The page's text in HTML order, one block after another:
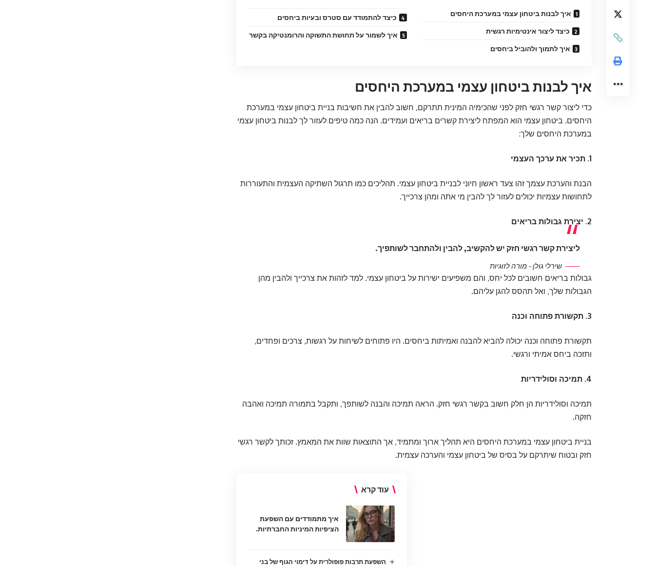
איך לבנות ביטחון עצמי במערכת היחסים
כיצד ליצור אינטימיות רגשית
איך לתמוך ולהוביל ביחסים
כיצד להתמודד עם סטרס ובעיות ביחסים
איך לשמור על תחושת התשוקה והרומנטיקה בקשר
איך לבנות ביטחון עצמי במערכת היחסים
כדי ליצור קשר רגשי חזק לפני שהכימיה המינית תתרקם, חשוב להבין את חשיבות בניית ביטחון עצמי במערכת
היחסים. ביטחון עצמי הוא המפתח ליצירת קשרים בריאים ועמידים. הנה כמה טיפים לעזור לך לבנות ביטחון עצמי
במערכת היחסים שלך:
1. תכיר את ערכך העצמי
הבנת והערכת עצמך זהו צעד ראשון חיוני לבניית ביטחון עצמי. תהליכים כמו תרגול השתיקה העצמית והתעוררות
לתחושות עצמיות יכולים לעזור לך להבין מי אתה ומהן צרכייך.
2. יצירת גבולות בריאים
ליצירת קשר רגשי חזק יש להקשיב, להבין ולהתחבר לשותפיך.
שירלי גולן – מורה לזוגיות
גבולות בריאים חשובים לכל יחס, והם משפיעים ישירות על ביטחון עצמי. למד לזהות את צרכייך ולהבין מהן
הגבולות שלך, ואל תהסס להגן עליהם.
3. תקשורת פתוחה וכנה
תקשורת פתוחה וכנה יכולה להביא להבנה ואמיתות ביחסים. היו פתוחים לשיחות על רגשות, צרכים ופחדים,
ותזכה ביחס אמיתי ורגשי.
4. תמיכה וסולידריות
תמיכה וסולידריות הן חלק חשוב בקשר רגשי חזק. הראה תמיכה והבנה לשותפך, ותקבל בתמורה תמיכה ואהבה
חזקה.
בניית ביטחון עצמי במערכת היחסים היא תהליך ארוך ומתמיד, אך התוצאות שוות את המאמץ. זכותך לקשר רגשי
חזק ובטוח שיתרקם על בסיס של ביטחון עצמי והערכה עצמית.
עוד קרא
איך מתמודדים עם השפעת
הציפיות המיניות החברתיות.
השפעת תרבות פופולרית על דימוי הגוף של בני